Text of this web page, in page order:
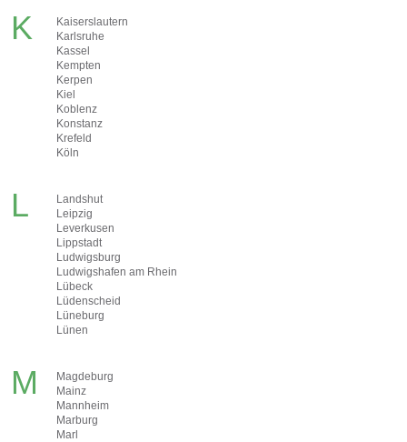
K
Kaiserslautern
Karlsruhe
Kassel
Kempten
Kerpen
Kiel
Koblenz
Konstanz
Krefeld
Köln
L
Landshut
Leipzig
Leverkusen
Lippstadt
Ludwigsburg
Ludwigshafen am Rhein
Lübeck
Lüdenscheid
Lüneburg
Lünen
M
Magdeburg
Mainz
Mannheim
Marburg
Marl